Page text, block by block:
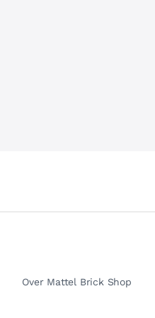
Over Mattel Brick Shop